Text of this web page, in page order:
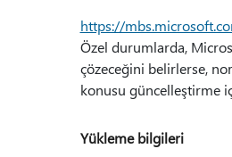
https://
Özel durumlarda,
çözeceğini belirlerse,
konusu güncelleştirme
Yükleme bilgileri